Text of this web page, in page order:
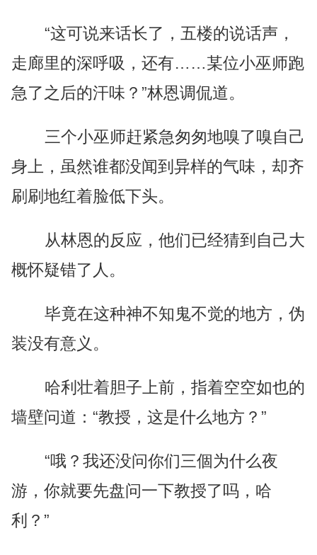
“这可说来话长了，五楼的说话声，
走廊里的深呼吸，还有……某位小巫师跑
急了之后的汗味？”林恩调侃道。
三个小巫师赶紧急匆匆地嗅了嗅自己
身上，虽然谁都没闻到异样的气味，却齐
刷刷地红着脸低下头。
从林恩的反应，他们已经猜到自己大
概怀疑错了人。
毕竟在这种神不知鬼不觉的地方，伪
装没有意义。
哈利壮着胆子上前，指着空空如也的
墙壁问道：“教授，这是什么地方？”
“哦？我还没问你们三個为什么夜
游，你就要先盘问一下教授了吗，哈
利？”